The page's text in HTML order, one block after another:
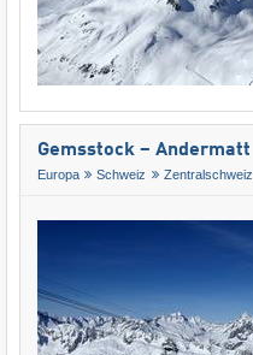
Gemsstock – Andermatt
Europa Schweiz Zentralschweiz